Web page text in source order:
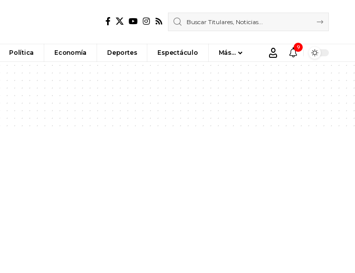
Política Economía Deportes Espectáculo Más…
9